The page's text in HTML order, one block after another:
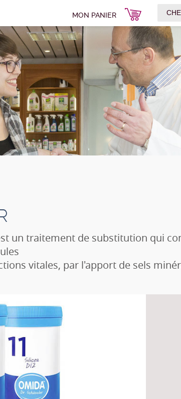
MON PANIER
un traitement de substitution qui
vitales, par l'apport de sels